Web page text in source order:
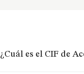
¿Cuál es el CIF de